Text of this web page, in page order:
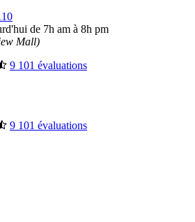
de 7h am à 8h pm
Mall)
9 101 évaluations
9 101 évaluations